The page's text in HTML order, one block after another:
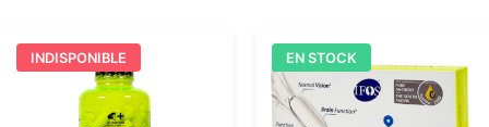
INDISPONIBLE EN STOCK